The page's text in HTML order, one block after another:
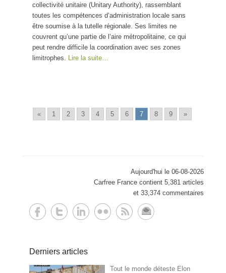
collectivité unitaire (Unitary Authority), rassemblant
toutes les compétences d’administration locale sans
être soumise à la tutelle régionale. Ses limites ne
couvrent qu’une partie de l’aire métropolitaine, ce qui
peut rendre difficile la coordination avec ses zones
limitrophes. Lire la suite…
« 1 2 3 4 5 6 7 8 9 »
Aujourd'hui le 06-08-2026
Carfree France contient 5,381 articles
et 33,374 commentaires
Derniers articles
Tout le monde déteste Elon